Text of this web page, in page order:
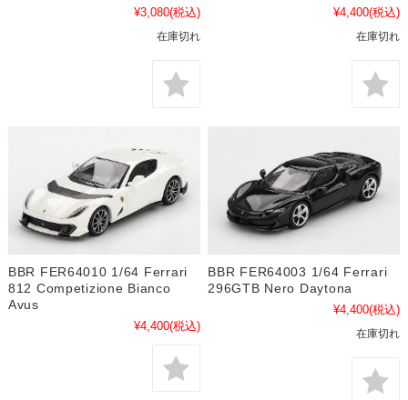
¥3,080(税込)
在庫切れ
¥4,400(税込)
在庫切れ
BBR FER64010 1/64 Ferrari
812 Competizione Bianco
Avus
¥4,400(税込)
BBR FER64003 1/64 Ferrari
296GTB Nero Daytona
¥4,400(税込)
在庫切れ